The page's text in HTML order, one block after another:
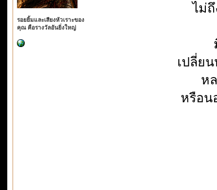
รอยยิ้มและเสียงหัวเราะของ
คุณ คือรางวัลอันยิ่งใหญ่
ไม่
เปลี่ย
ห
หรือน